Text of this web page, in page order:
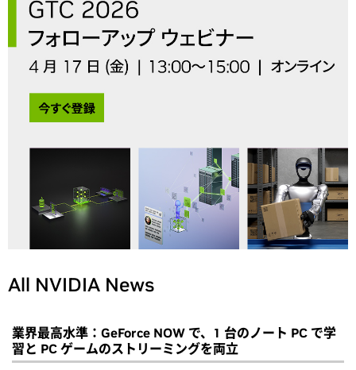
All NVIDIA News
業界最高水準：GeForce NOW で、1 台のノート PC で学
習と PC ゲームのストリーミングを両立